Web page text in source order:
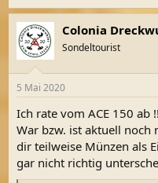
Colonia
Sondeltourist
5 Mai 2020
Ich rate vom ACE 150 ab
War bzw. ist aktuell noch
dir teilweise Münzen als
gar nicht richtig